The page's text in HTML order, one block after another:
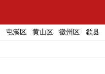
屯溪区 黄山区 徽州区 歙县